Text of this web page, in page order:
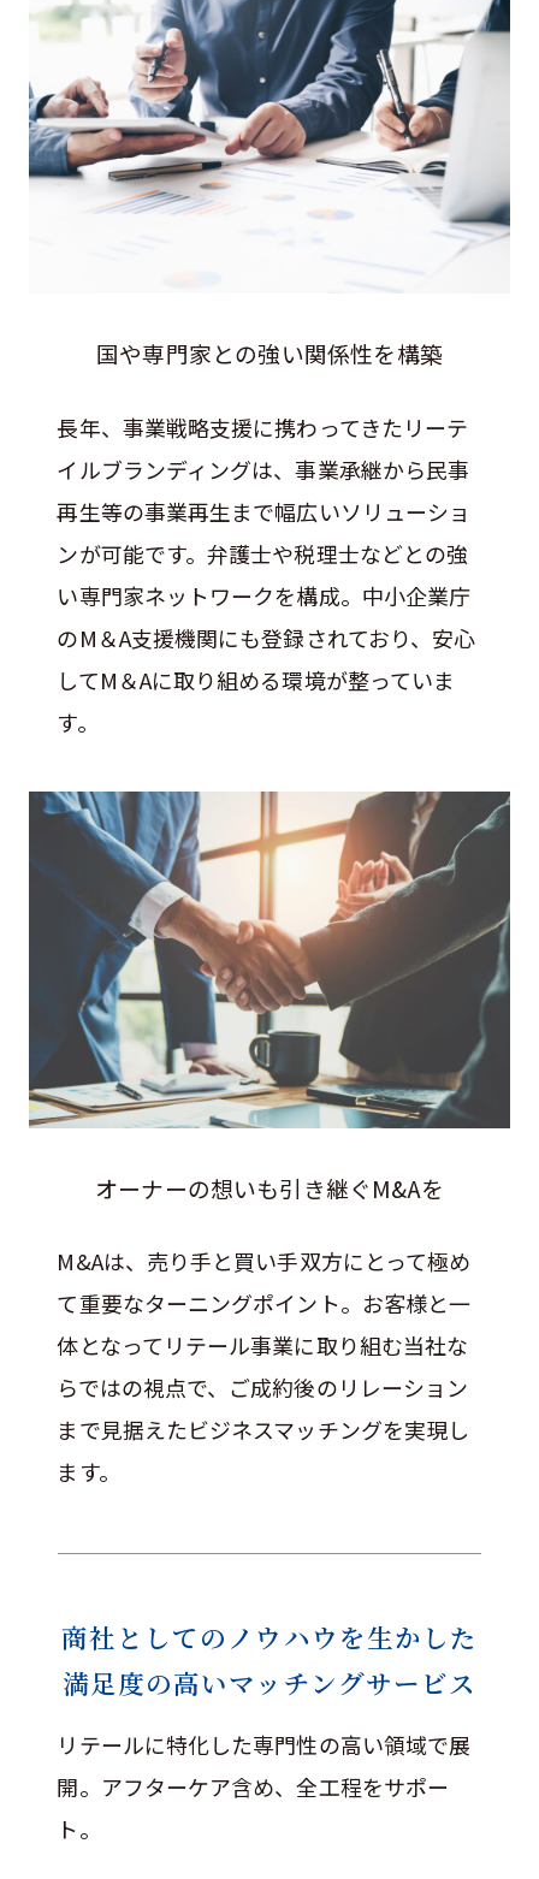
国や専門家との強い関係性を構築
長年、事業戦略支援に携わってきたリーテ
イルブランディングは、事業承継から民事
再生等の事業再生まで幅広いソリューショ
ンが可能です。弁護士や税理士などとの強
い専門家ネットワークを構成。中小企業庁
のM＆A支援機関にも登録されており、安心
してM＆Aに取り組める環境が整っていま
す。
オーナーの想いも引き継ぐM&Aを
M&Aは、売り手と買い手双方にとって極め
て重要なターニングポイント。お客様と一
体となってリテール事業に取り組む当社な
らではの視点で、ご成約後のリレーション
まで見据えたビジネスマッチングを実現し
ます。
商社としてのノウハウを生かした
満足度の高いマッチングサービス
リテールに特化した専門性の高い領域で展
開。アフターケア含め、全工程をサポー
ト。